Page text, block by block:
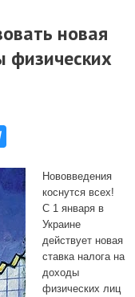
новая
физических
Нововведения
коснутся всех!
С 1 января в
Украине
действует новая
ставка налога на
доходы
физических лиц